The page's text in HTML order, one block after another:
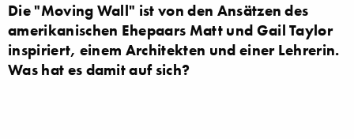
Die "Moving Wall" ist von den Ansätzen des
amerikanischen Ehepaars Matt und Gail Taylor
inspiriert, einem Architekten und einer Lehrerin.
Was hat es damit auf sich?